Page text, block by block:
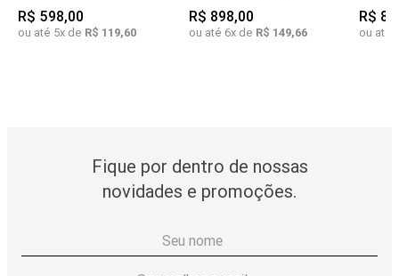
R$ 598,00
ou até 5x de R$ 119,60
R$ 898,00
ou até 6x de R$ 149,66
R$
ou até
Fique por dentro de nossas
novidades e promoções.